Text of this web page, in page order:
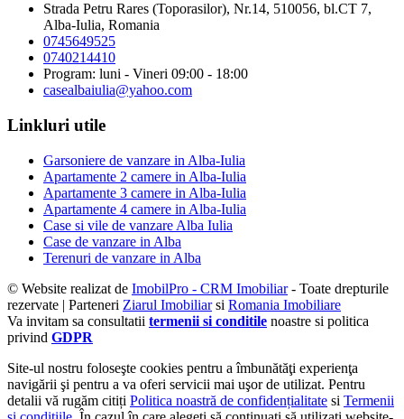
Strada Petru Rares (Toporasilor), Nr.14, 510056, bl.CT 7,
Alba-Iulia, Romania
0745649525
0740214410
Program: luni - Vineri 09:00 - 18:00
casealbaiulia@yahoo.com
Linkluri utile
Garsoniere de vanzare in Alba-Iulia
Apartamente 2 camere in Alba-Iulia
Apartamente 3 camere in Alba-Iulia
Apartamente 4 camere in Alba-Iulia
Case si vile de vanzare Alba Iulia
Case de vanzare in Alba
Terenuri de vanzare in Alba
© Website realizat de ImobilPro - CRM Imobiliar- Toate drepturile
rezervate | Parteneri Ziarul Imobiliarsi Romania Imobiliare
Va invitam sa consultatii termenii si conditile noastre si politica
privind GDPR
Site-ul nostru foloseşte cookies pentru a îmbunătăţi experienţa
navigării şi pentru a va oferi servicii mai uşor de utilizat. Pentru
detalii vă rugăm citiți Politica noastră de confidențialitate si Termenii